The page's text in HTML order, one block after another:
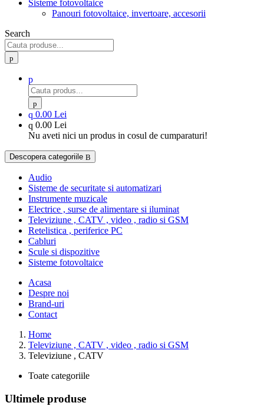
Sisteme fotovoltaice
Panouri fotovoltaice, invertoare, accesorii
Search
0.00 Lei
0.00 Lei
Nu aveti nici un produs in cosul de cumparaturi!
Descopera categoriile
Audio
Sisteme de securitate si automatizari
Instrumente muzicale
Electrice , surse de alimentare si iluminat
Televiziune , CATV , video , radio si GSM
Retelistica , periferice PC
Cabluri
Scule si dispozitive
Sisteme fotovoltaice
Acasa
Despre noi
Brand-uri
Contact
Home
Televiziune , CATV , video , radio si GSM
Televiziune , CATV
Toate categoriile
Ultimele produse